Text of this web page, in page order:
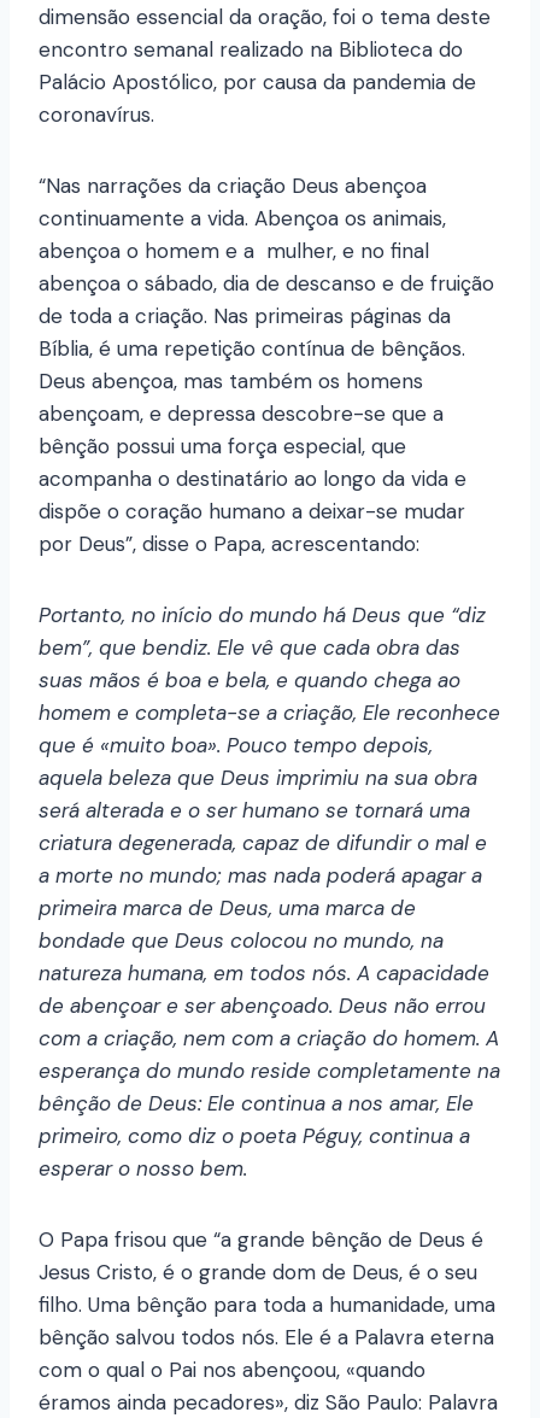
dimensão essencial da oração, foi o tema deste
encontro semanal realizado na Biblioteca do
Palácio Apostólico, por causa da pandemia de
coronavírus.
“Nas narrações da criação Deus abençoa
continuamente a vida. Abençoa os animais,
abençoa o homem e a mulher, e no final
abençoa o sábado, dia de descanso e de fruição
de toda a criação. Nas primeiras páginas da
Bíblia, é uma repetição contínua de bênçãos.
Deus abençoa, mas também os homens
abençoam, e depressa descobre-se que a
bênção possui uma força especial, que
acompanha o destinatário ao longo da vida e
dispõe o coração humano a deixar-se mudar
por Deus”, disse o Papa, acrescentando:
Portanto, no início do mundo há Deus que “diz
bem”, que bendiz. Ele vê que cada obra das
suas mãos é boa e bela, e quando chega ao
homem e completa-se a criação, Ele reconhece
que é «muito boa». Pouco tempo depois,
aquela beleza que Deus imprimiu na sua obra
será alterada e o ser humano se tornará uma
criatura degenerada, capaz de difundir o mal e
a morte no mundo; mas nada poderá apagar a
primeira marca de Deus, uma marca de
bondade que Deus colocou no mundo, na
natureza humana, em todos nós. A capacidade
de abençoar e ser abençoado. Deus não errou
com a criação, nem com a criação do homem. A
esperança do mundo reside completamente na
bênção de Deus: Ele continua a nos amar, Ele
primeiro, como diz o poeta Péguy, continua a
esperar o nosso bem.
O Papa frisou que “a grande bênção de Deus é
Jesus Cristo, é o grande dom de Deus, é o seu
filho. Uma bênção para toda a humanidade, uma
bênção salvou todos nós. Ele é a Palavra eterna
com o qual o Pai nos abençoou, «quando
éramos ainda pecadores», diz São Paulo: Palavra